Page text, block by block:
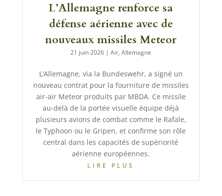
L’Allemagne renforce sa
défense aérienne avec de
nouveaux missiles Meteor
21 juin 2026 |Air,Allemagne
L’Allemagne, via la Bundeswehr, a signé un
nouveau contrat pour la fourniture de missiles
air-air Meteor produits par MBDA. Ce missile
au-delà de la portée visuelle équipe déjà
plusieurs avions de combat comme le Rafale,
le Typhoon ou le Gripen, et confirme son rôle
central dans les capacités de supériorité
aérienne européennes.
LIRE PLUS